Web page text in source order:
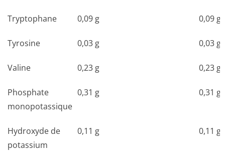
Tryptophane 0,09 g 0,09 g
Tyrosine 0,03 g 0,03 g
Valine 0,23 g 0,23 g
Phosphate
monopotassique
0,31 g 0,31 g
Hydroxyde de
potassium
0,11 g 0,11 g